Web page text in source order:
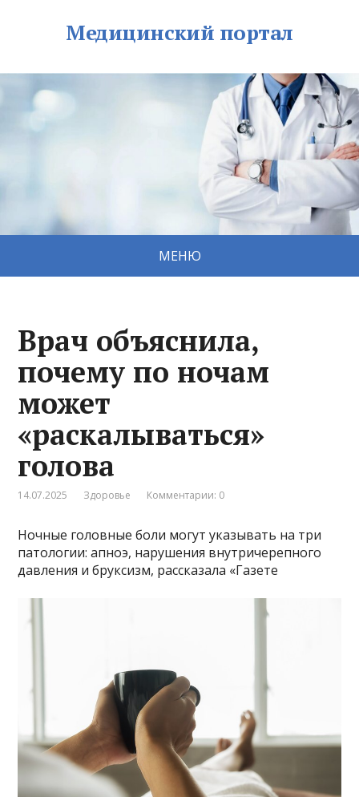
Медицинский портал
МЕНЮ
Врач объяснила,
почему по ночам
может
«раскалываться»
голова
14.07.2025 Здоровье Комментарии: 0
Ночные головные боли могут указывать на три
патологии: апноэ, нарушения внутричерепного
давления и бруксизм, рассказала «Газете